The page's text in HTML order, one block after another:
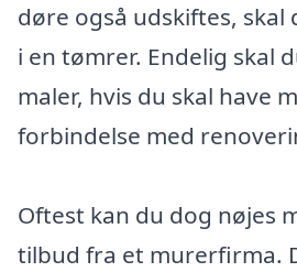
døre også udskiftes, skal
i en tømrer. Endelig skal
maler, hvis du skal have
forbindelse med
Oftest kan du dog nøjes
tilbud fra et murerfirma.